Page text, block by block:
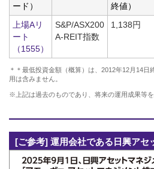
ード）
終値）
上場Aリ
ート
（1555）
S&P/ASX200
A-REIT指数
1,138円
＊＊最低投資金額（概算）は、2012年12月14
用は含みません。
※上記は過去のものであり、将来の運用成果等
[ご参考] 運用会社である日興アセ
知らせ